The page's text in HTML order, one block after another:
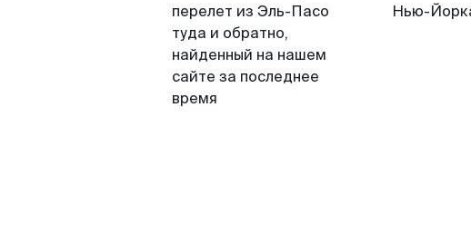
перелет из Эль-Пасо
туда и обратно,
найденный на нашем
сайте за последнее
время
Нью-